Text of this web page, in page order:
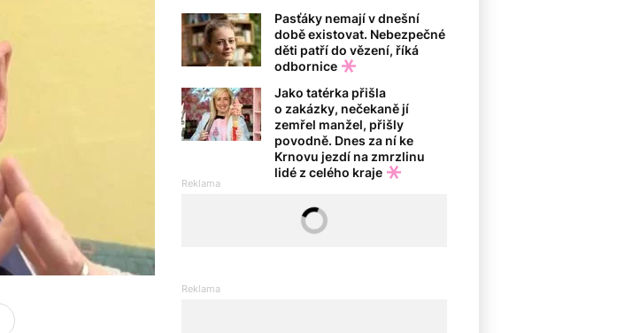
Pasťáky nemají v dnešní
době existovat. Nebezpečné
děti patří do vězení, říká
odbornice
Jako tatérka přišla
o zakázky, nečekaně jí
zemřel manžel, přišly
povodně. Dnes za ní ke
Krnovu jezdí na zmrzlinu
lidé z celého kraje